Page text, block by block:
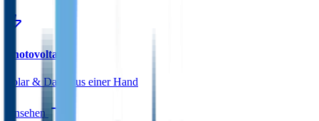
Photovoltaik
Solar & Dach aus einer Hand
Ansehen